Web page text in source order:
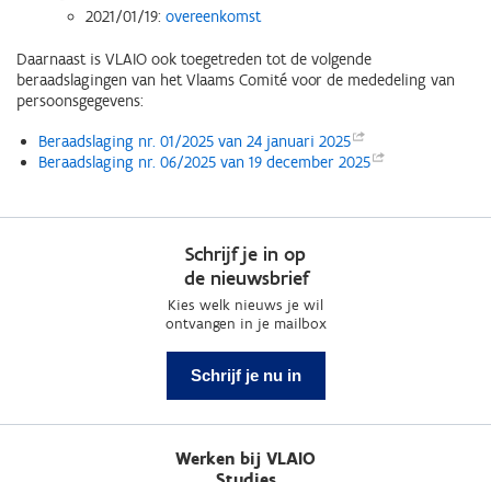
2021/01/19: overeenkomst
Daarnaast is VLAIO ook toegetreden tot de volgende
beraadslagingen van het Vlaams Comité voor de mededeling van
persoonsgegevens:
Beraadslaging nr. 01/2025 van 24 januari 2025
Beraadslaging nr. 06/2025 van 19 december 2025
Schrijf je in op
de nieuwsbrief
Kies welk nieuws je wil
ontvangen in je mailbox
Schrijf je nu in
Werken bij VLAIO